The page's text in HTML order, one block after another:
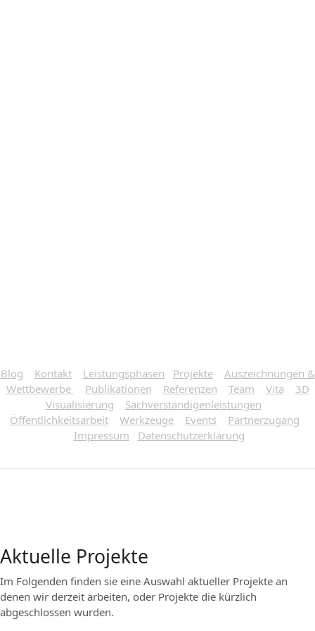
Blog Kontakt Leistungsphasen Projekte
Auszeichnungen &
Wettbewerbe
Publikationen Referenzen Team Vita
3D
Visualisierung
Sachverständigenleistungen
Öffentlichkeitsarbeit
Werkzeuge Events
Partnerzugang
Impressum
Datenschutzerklärung
Aktuelle Projekte
Im Folgenden finden sie eine Auswahl aktueller Projekte an
denen wir derzeit arbeiten, oder Projekte die kürzlich
abgeschlossen wurden.